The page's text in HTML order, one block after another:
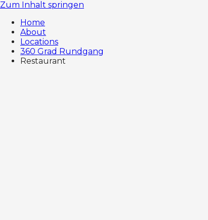
Zum Inhalt springen
Home
About
Locations
360 Grad Rundgang
Restaurant